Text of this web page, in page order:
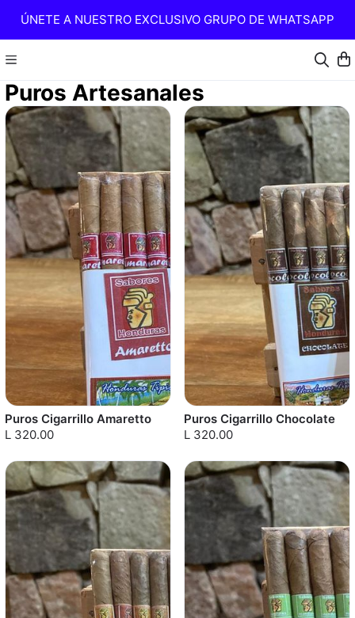
ÚNETE A NUESTRO EXCLUSIVO GRUPO DE WHATSAPP
Puros Artesanales
Puros Cigarrillo Amaretto
L 320.00
Puros Cigarrillo Chocolate
L 320.00